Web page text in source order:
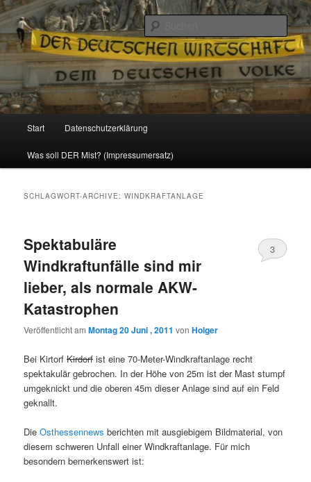
Reizzentrum
Politik, Wirtschaft, Soziales und Gesellschaft
Zum
Inhalt
Zum
sekundären
Start Datenschutzerklärung
Was soll DER Mist? (Impressumersatz)
SCHLAGWORT-ARCHIVE:WINDKRAFTANLAGE
Spektabuläre
Windkraftunfälle sind mir
lieber, als normale AKW-
Katastrophen
Veröffentlicht amMontag 20 Juni , 2011 vonHolger
3
Bei KirtorfKirdorf ist eine 70-Meter-Windkraftanlage recht
spektakulär gebrochen. In der Höhe von 25m ist der Mast stumpf
umgeknickt und die oberen 45m dieser Anlage sind auf ein Feld
geknallt.
DieOsthessennews berichten mit ausgiebigem Bildmaterial, von
diesem schweren Unfall einer Windkraftanlage. Für mich
besondern bemerkenswert ist: